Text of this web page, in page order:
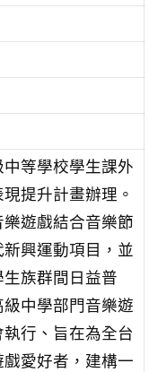
等學校學生課外
提升計畫辦理。
遊戲結合音樂節
興運動項目，並
族群間日益普
中學部門音樂遊
行、旨在為全台
愛好者，建構一